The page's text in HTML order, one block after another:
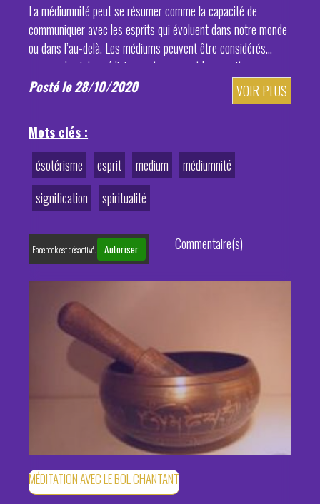
La médiumnité peut se résumer comme la capacité de
communiquer avec les esprits qui évoluent dans notre monde
ou dans l’au-delà. Les médiums peuvent être considérés
comme des intermédiaires entre nous et les esprits.
Posté le 28/10/2020
VOIR PLUS
Mots clés :
ésotérisme
esprit medium
médiumnité
signification
spiritualité
Facebook est désactivé. Autoriser Commentaire(s)
MÉDITATION AVEC LE BOL CHANTANT